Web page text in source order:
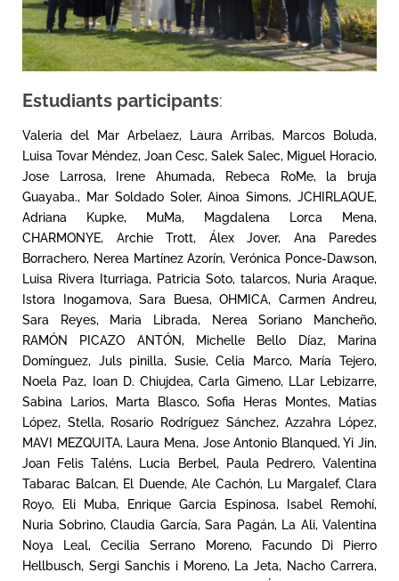
Estudiants participants:
Valeria del Mar Arbelaez, Laura Arribas, Marcos Boluda,
Luisa Tovar Méndez, Joan Cesc, Salek Salec, Miguel Horacio,
Jose Larrosa, Irene Ahumada, Rebeca RoMe, la bruja
Guayaba., Mar Soldado Soler, Ainoa Simons, JCHIRLAQUE,
Adriana Kupke, MuMa, Magdalena Lorca Mena,
CHARMONYE, Archie Trott, Álex Jover, Ana Paredes
Borrachero, Nerea Martínez Azorín, Verónica Ponce-Dawson,
Luisa Rivera Iturriaga, Patricia Soto, talarcos, Nuria Araque,
Istora Inogamova, Sara Buesa, OHMICA, Carmen Andreu,
Sara Reyes, Maria Librada, Nerea Soriano Mancheño,
RAMÓN PICAZO ANTÓN, Michelle Bello Díaz, Marina
Domínguez, Juls pinilla, Susie, Celia Marco, María Tejero,
Noela Paz, Ioan D. Chiujdea, Carla Gimeno, LLar Lebizarre,
Sabina Larios, Marta Blasco, Sofia Heras Montes, Matias
López, Stella, Rosario Rodríguez Sánchez, Azzahra López,
MAVI MEZQUITA, Laura Mena, Jose Antonio Blanqued, Yi Jin,
Joan Felis Taléns, Lucia Berbel, Paula Pedrero, Valentina
Tabarac Balcan, El Duende, Ale Cachón, Lu Margalef, Clara
Royo, Eli Muba, Enrique Garcia Espinosa, Isabel Remohí,
Nuria Sobrino, Claudia García, Sara Pagán, La Ali, Valentina
Noya Leal, Cecilia Serrano Moreno, Facundo Di Pierro
Hellbusch, Sergi Sanchis i Moreno, La Jeta, Nacho Carrera,